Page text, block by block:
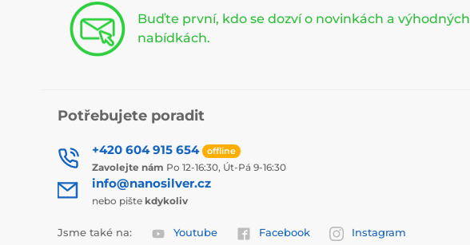
Buďte první, kdo se dozví o novinkách a výhodných
nabídkách.
Potřebujete poradit
+420 604 915 654 offline
Zavolejte nám Po 12-16:30, Út-Pá 9-16:30
info@nanosilver.cz
nebo pište kdykoliv
Jsme také na: Youtube Facebook Instagram